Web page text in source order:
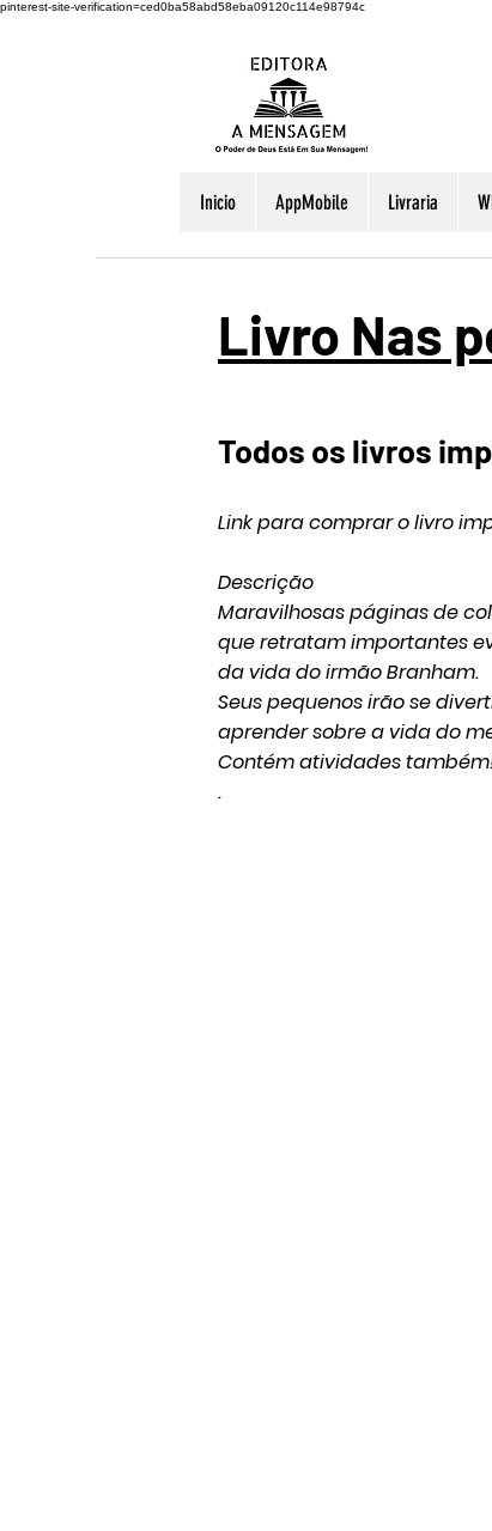
pinterest-site-verification=ced0ba58abd58eba09120c114e98794c
Inicio AppMobile Livraria
Livro Nas
Todos os livros
Link para comprar o livro
Descrição
Maravilhosas páginas de
que retratam importantes
da vida do irmão Branham.
Seus pequenos irão se
aprender sobre a vida do
Contém atividades
.